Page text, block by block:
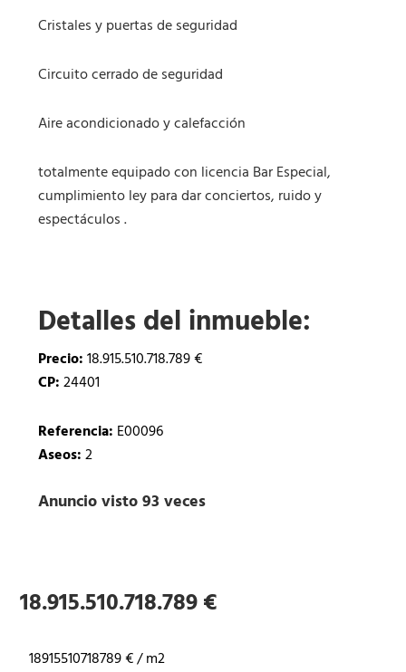
Cristales y puertas de seguridad
Circuito cerrado de seguridad
Aire acondicionado y calefacción
totalmente equipado con licencia Bar Especial,
cumplimiento ley para dar conciertos, ruido y
espectáculos .
Detalles del inmueble:
Precio:18.915.510.718.789 €
CP:24401
Referencia: E00096
Aseos:2
Anuncio visto 93 veces
18.915.510.718.789 €
18915510718789 € / m2